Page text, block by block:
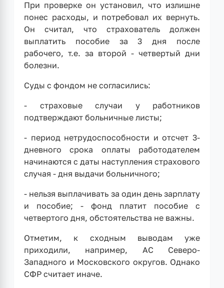
При проверке он установил, что излишне
понес расходы, и потребовал их вернуть.
Он считал, что страхователь должен
выплатить пособие за 3 дня после
рабочего, т.е. за второй - четвертый дни
болезни.
Суды с фондом не согласились:
- страховые случаи у работников
подтверждают больничные листы;
- период нетрудоспособности и отсчет 3-
дневного срока оплаты работодателем
начинаются с даты наступления страхового
случая - дня выдачи больничного;
- нельзя выплачивать за один день зарплату
и пособие; - фонд платит пособие с
четвертого дня, обстоятельства не важны.
Отметим, к сходным выводам уже
приходили, например, АС Северо-
Западного и Московского округов. Однако
СФР считает иначе.